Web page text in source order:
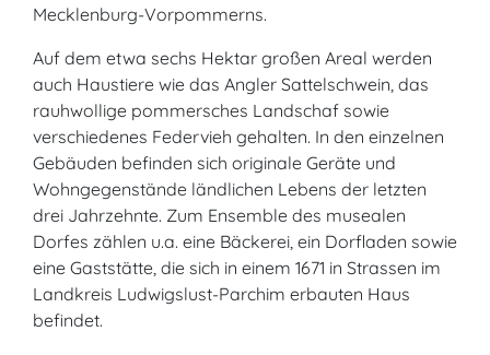
Mecklenburg-Vorpommerns.
Auf dem etwa sechs Hektar großen Areal werden
auch Haustiere wie das Angler Sattelschwein, das
rauhwollige pommersches Landschaf sowie
verschiedenes Federvieh gehalten. In den einzelnen
Gebäuden befinden sich originale Geräte und
Wohngegenstände ländlichen Lebens der letzten
drei Jahrzehnte. Zum Ensemble des musealen
Dorfes zählen u.a. eine Bäckerei, ein Dorfladen sowie
eine Gaststätte, die sich in einem 1671 in Strassen im
Landkreis Ludwigslust-Parchim erbauten Haus
befindet.